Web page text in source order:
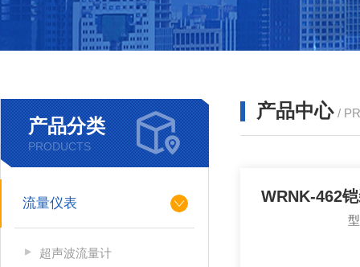
产品分类
PRODUCTS
流量仪表
超声波流量计
产品中心 /
WRNK-462